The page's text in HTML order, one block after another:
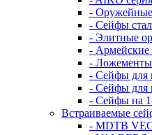
-
- Сейфы
- Элитные
-
- Ложементы
- Сейфы для
- Сейфы для
- Сейфы на
Встраиваемые
- MDTB